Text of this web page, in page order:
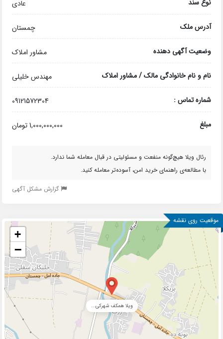
نوع سند عادی
آدرس ملک چمستان
وضعیت آگهی دهنده مشاور املاک
نام و نام خانوادگی مالک / مشاور املاک مهندس خلیلی
شماره تماس : 09121572304
مبلغ 1,000,000,000 تومان
رئال ویلا هیچ‌گونه منفعت و مسئولیتی در قبال معامله شما ندارد.
با مطالعه‌ی راهنمای خرید امن، آسوده‌تر معامله کنید.
گزارش مشکل آگهی
موقعیت روی نقشه
ویلا همکف شهرکی...
+
−